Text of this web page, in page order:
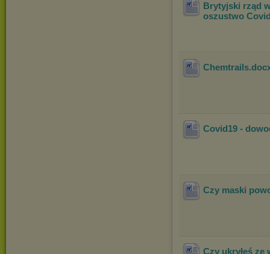
Brytyjski rząd
oszustwo
Chemtrails
Covid19 -
Czy maski
Czy ukryłeś ze